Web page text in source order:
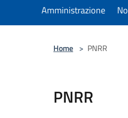
Amministrazione
Home > PNRR
PNRR